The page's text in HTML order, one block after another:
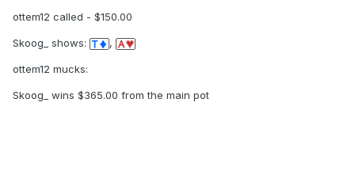
ottem12 called - $150.00
Skoog_ shows: ,
ottem12 mucks:
Skoog_ wins $365.00 from the main pot